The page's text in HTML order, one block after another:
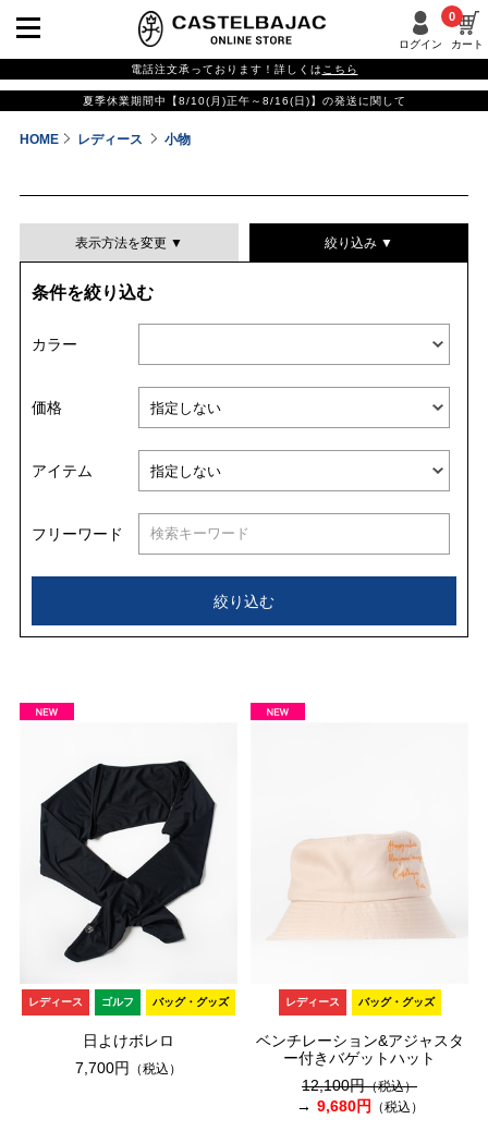
ログイン カート
0
電話注文承っております！詳しくは こちら
夏季休業期間中【8/10(月)正午～8/16(日)】の発送に関して
HOME レディース 小物
表示方法を変更 ▼
並び替える
絞り込み ▼
条件を絞り込む
カラー
価格
アイテム
フリーワード
絞り込む
レディース ゴルフ バッグ・グッズ
日よけボレロ
7,700円
（税込）
レディース バッグ・グッズ
ベンチレーション&アジャスタ
ー付きバゲットハット
12,100円（税込）
9,680円 （税込）